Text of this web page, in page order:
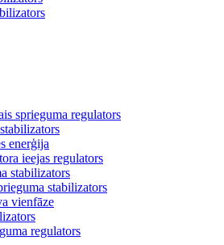
sprieguma regulators
enerģija
ieejas regulators
stabilizators
stabilizators
vienfāze
regulators